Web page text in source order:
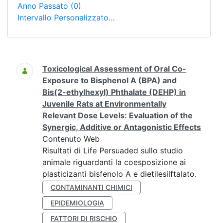
Anno Passato (0)
Intervallo Personalizzato…
Ricerca
Toxicological Assessment of Oral Co-
Exposure to Bisphenol A (BPA) and
Bis(2-ethylhexyl) Phthalate (DEHP) in
Juvenile Rats at Environmentally
Relevant Dose Levels: Evaluation of the
Synergic, Additive or Antagonistic Effects
Contenuto Web
Risultati di Life Persuaded sullo studio
animale riguardanti la coesposizione ai
plasticizanti bisfenolo A e dietilesilftalato.
CONTAMINANTI CHIMICI
EPIDEMIOLOGIA
FATTORI DI RISCHIO